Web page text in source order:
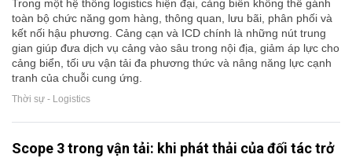
Trong một hệ thống logistics hiện đại, cảng biển không thể gánh
toàn bộ chức năng gom hàng, thông quan, lưu bãi, phân phối và
kết nối hậu phương. Cảng cạn và ICD chính là những nút trung
gian giúp đưa dịch vụ cảng vào sâu trong nội địa, giảm áp lực cho
cảng biển, tối ưu vận tải đa phương thức và nâng năng lực cạnh
tranh của chuỗi cung ứng.
Thời sự - Logistics
Scope 3 trong vận tải: khi phát thải của đối tác trở